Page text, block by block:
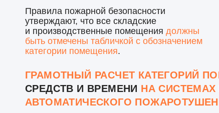
Правила пожарной безопасности
утверждают, что все складские
и производственные помещения должны
быть отмечены табличкой с обозначением
категории помещения.
ГРАМОТНЫЙ РАСЧЕТ КАТЕГОРИЙ
СРЕДСТВ И ВРЕМЕНИ НА
АВТОМАТИЧЕСКОГО